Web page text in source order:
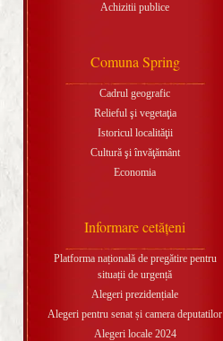
Achizitii publice
Comuna Spring
Cadrul geografic
Relieful şi vegetaţia
Istoricul localităţii
Cultură şi învăţământ
Economia
Informare cetăţeni
Platforma națională de pregătire pentru
situații de urgență
Alegeri prezidențiale
Alegeri pentru senat și camera deputatilor
Alegeri locale 2024